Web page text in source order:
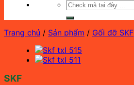
Tìm
Trang chủ / Sản phẩm / Gối đỡ SKF
SKF